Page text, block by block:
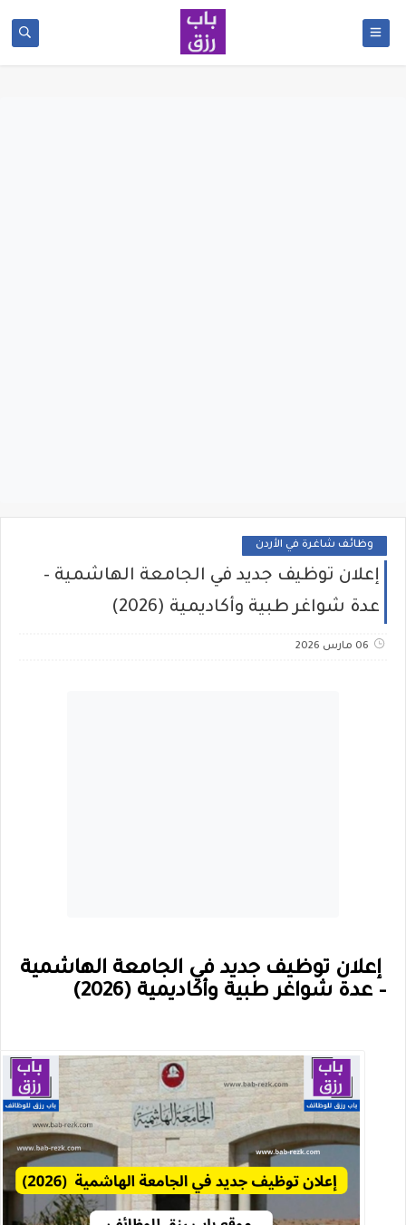
وظائف شاغرة في الأردن
إعلان توظيف جديد في الجامعة الهاشمية –
عدة شواغر طبية وأكاديمية (2026)
06 مارس 2026
إعلان توظيف جديد في الجامعة الهاشمية
– عدة شواغر طبية وأكاديمية (2026)